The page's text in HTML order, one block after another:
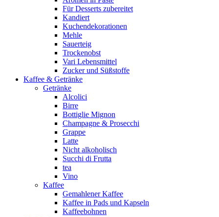
Für Desserts zubereitet
Kandiert
Kuchendekorationen
Mehle
Sauerteig
Trockenobst
Vari Lebensmittel
Zucker und Süßstoffe
Kaffee & Getränke
Getränke
Alcolici
Birre
Bottiglie Mignon
Champagne & Prosecchi
Grappe
Latte
Nicht alkoholisch
Succhi di Frutta
tea
Vino
Kaffee
Gemahlener Kaffee
Kaffee in Pads und Kapseln
Kaffeebohnen